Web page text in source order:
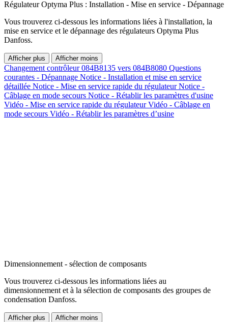
Régulateur Optyma Plus : Installation - Mise en service - Dépannage
Vous trouverez ci-dessous les informations liées à l'installation, la
mise en service et le dépannage des régulateurs Optyma Plus
Danfoss.
Afficher plus Afficher moins
Changement contrôleur 084B8135 vers 084B8080 Questions
courantes - Dépannage Notice - Installation et mise en service
détaillée Notice - Mise en service rapide du régulateurNotice -
Câblage en mode secours Notice - Rétablir les paramètres d'usine
Vidéo - Mise en service rapide du régulateurVidéo - Câblage en
mode secours Vidéo - Rétablir les paramètres d’usine
Dimensionnement - sélection de composants
Vous trouverez ci-dessous les informations liées au
dimensionnement et à la sélection de composants des groupes de
condensation Danfoss.
Afficher plus Afficher moins